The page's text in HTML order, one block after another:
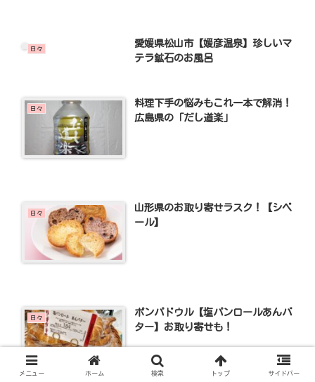
日々
愛媛県松山市【媛彦温泉】珍しいマ
テラ鉱石のお風呂
日々
料理下手の悩みもこれ一本で解消！
広島県の「だし道楽」
日々
山形県のお取り寄せラスク！【シベ
ール】
日々
ポンパドウル【塩パンロールあんバ
ター】お取り寄せも！
メニュー ホーム 検索 トップ サイドバー